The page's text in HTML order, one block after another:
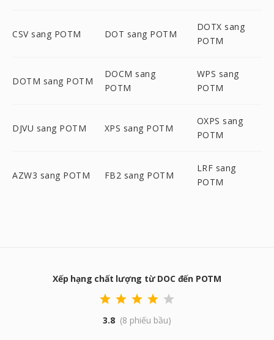
CSV sang POTM DOT sang POTM
DOTX sang
POTM
DOTM sang POTM
DOCM sang
POTM
WPS sang
POTM
DJVU sang POTM XPS sang POTM
OXPS sang
POTM
AZW3 sang POTM FB2 sang POTM
LRF sang
POTM
Xếp hạng chất lượng từ DOC đến POTM
3.8 (8 phiếu bầu)